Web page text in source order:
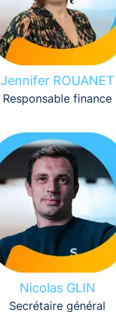
Jennifer ROUANET
Responsable finance
Nicolas GLIN
Secrétaire général